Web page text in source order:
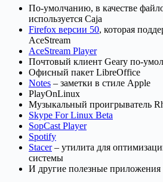
По-умолчанию, в качестве
используется Caja
Firefox версии 50, которая
AceStream
AceStream Player
Почтовый клиент Geary по-
Офисный пакет LibreOffice
Notes – заметки в стиле Apple
PlayOnLinux
Музыкальный проигрыватель
Skype For Linux Beta
SopCast Player
Spotify
Stacer– утилита для
системы
И другие полезные приложения